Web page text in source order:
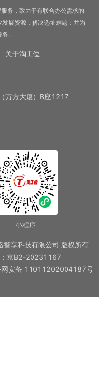
务，致力于有联合办公需求的
展资源，解决选址难题；并为
。
关于淘工位
万方大厦）B座1217
小程序
享科技有限公司 版权所有
：京B2-20231167
网安备 11011202004187号